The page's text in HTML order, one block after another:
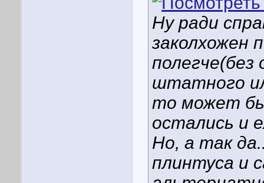
Ну ради
заколхожен
полегче(без
штатного
то может
остались и
Но, а так
плинтуса и